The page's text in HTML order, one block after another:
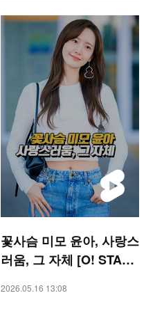
꽃사슴 미모 윤아, 사랑스
러움, 그 자체 [O! STAR
2026.05.16 13:08